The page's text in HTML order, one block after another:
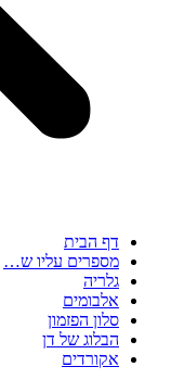
דף הבית
מספרים עליו ש…
גלריה
אלבומים
סלון הפזמון
הבלוג של דן
אקורדים